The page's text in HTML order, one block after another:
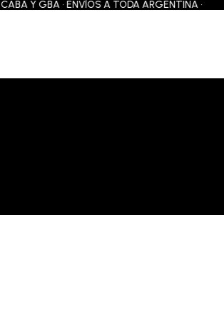
Y GBA • ENVÍOS A TODA ARGENTINA •